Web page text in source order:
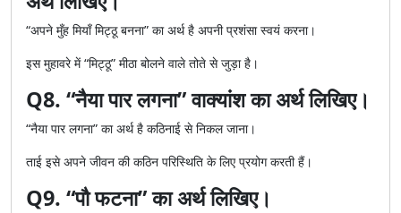
“अपने मुँह मियाँ मिट्ठू बनना” का अर्थ है अपनी प्रशंसा स्वयं करना।
इस मुहावरे में “मिट्ठू” मीठा बोलने वाले तोते से जुड़ा है।
Q8. “नैया पार लगना” वाक्यांश का अर्थ लिखिए।
“नैया पार लगना” का अर्थ है कठिनाई से निकल जाना।
ताई इसे अपने जीवन की कठिन परिस्थिति के लिए प्रयोग करती हैं।
Q9. “पौ फटना” का अर्थ लिखिए।